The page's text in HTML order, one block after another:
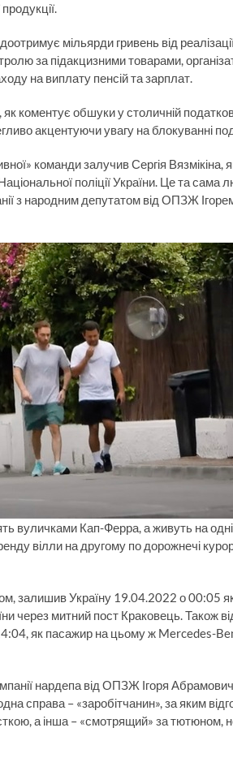
мільярди гривень від
за підакцизними товарами,
на виплату пенсій та зарплат.
коментує обшуки у столичній
акцентуючи увагу на блокуванні
команди залучив Сергія Вязмікіна,
поліції України. Це та сама
з народним депутатом від ОПЗЖ
вуличками Кап-Ферра, а живуть на
вілли на другому по дорожнечі
залишив Україну 19.04.2022 о 00:05
митний пост Краковець. Також
як пасажир на цьому ж Mercedes-
нардепа від ОПЗЖ Ігоря
справа – «заробітчанин», за яким
а інша – «смотрящий» за